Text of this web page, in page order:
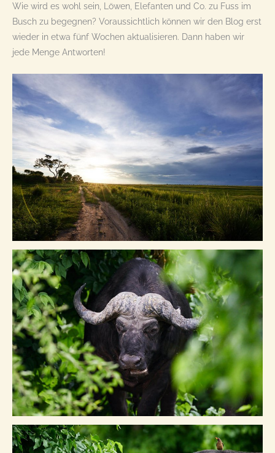
Wie wird es wohl sein, Löwen, Elefanten und Co. zu Fuss im
Busch zu begegnen? Voraussichtlich können wir den Blog erst
wieder in etwa fünf Wochen aktualisieren. Dann haben wir
jede Menge Antworten!